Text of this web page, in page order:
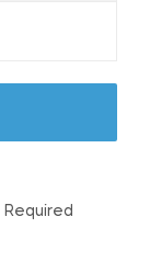
Required